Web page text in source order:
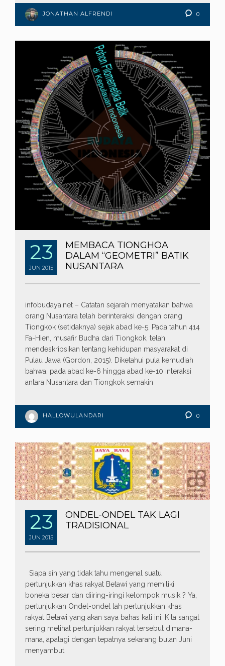
JONATHAN ALFRENDI 0
23
JUN 2015
MEMBACA TIONGHOA
DALAM “GEOMETRI” BATIK
NUSANTARA
infobudaya.net – Catatan sejarah menyatakan bahwa
orang Nusantara telah berinteraksi dengan orang
Tiongkok (setidaknya) sejak abad ke-5. Pada tahun 414
Fa-Hien, musafir Budha dari Tiongkok, telah
mendeskripsikan tentang kehidupan masyarakat di
Pulau Jawa (Gordon, 2015). Diketahui pula kemudiah
bahwa, pada abad ke-6 hingga abad ke-10 interaksi
antara Nusantara dan Tiongkok semakin
HALLOWULANDARI 0
23
JUN 2015
ONDEL-ONDEL TAK LAGI
TRADISIONAL
Siapa sih yang tidak tahu mengenal suatu
pertunjukkan khas rakyat Betawi yang memiliki
boneka besar dan diiring-iringi kelompok musik ? Ya,
pertunjukkan Ondel-ondel lah pertunjukkan khas
rakyat Betawi yang akan saya bahas kali ini. Kita sangat
sering melihat pertunjukkan rakyat tersebut dimana-
mana, apalagi dengan tepatnya sekarang bulan Juni
menyambut